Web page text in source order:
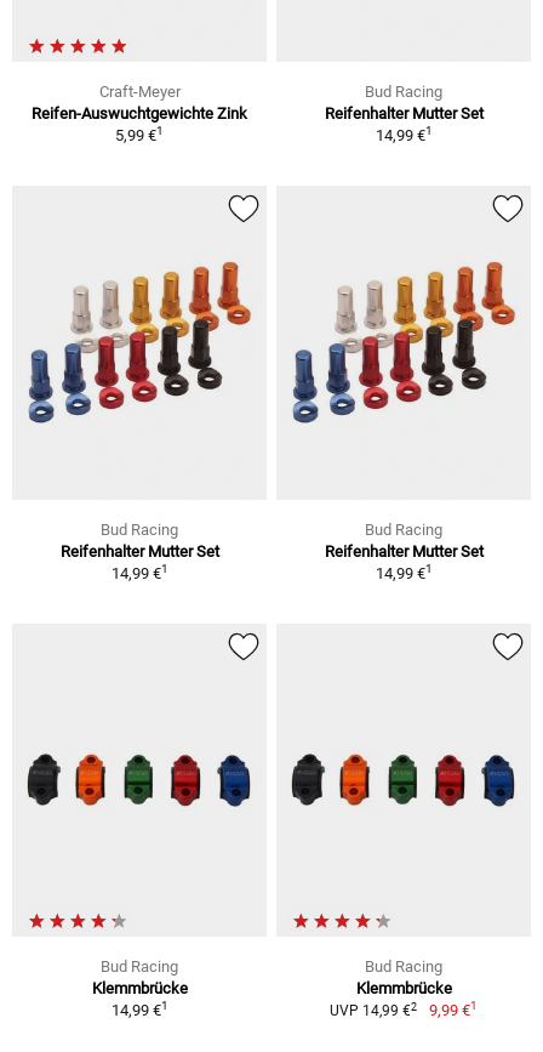
Craft-Meyer
Reifen-Auswuchtgewichte Zink
5,99 €1
Bud Racing
Reifenhalter Mutter Set
14,99 €1
Bud Racing
Reifenhalter Mutter Set
14,99 €1
Bud Racing
Reifenhalter Mutter Set
14,99 €1
Bud Racing
Klemmbrücke
14,99 €1
Bud Racing
Klemmbrücke
UVP 14,99 €2 9,99 €1